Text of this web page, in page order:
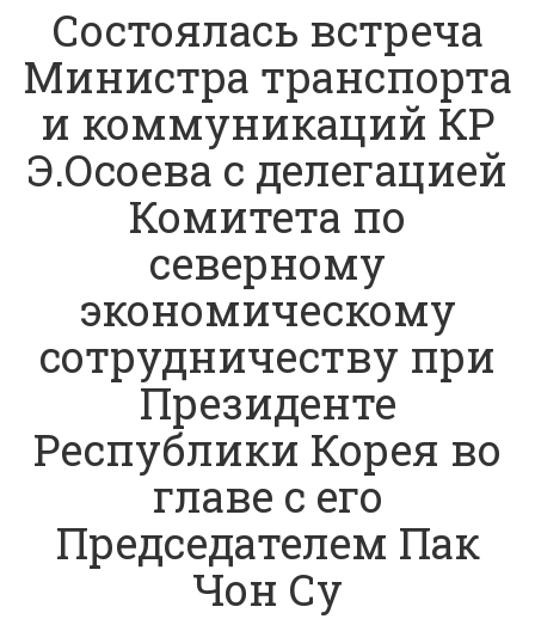
Состоялась встреча
Министра транспорта
и коммуникаций КР
Э.Осоева с делегацией
Комитета по
северному
экономическому
сотрудничеству при
Президенте
Республики Корея во
главе с его
Председателем Пак
Чон Су